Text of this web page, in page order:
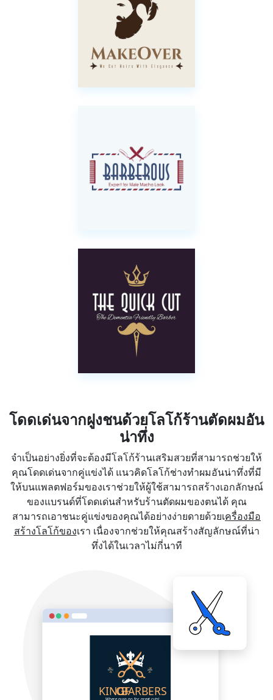
โดดเด่นจากฝูงชนด้วยโลโก้ร้านตัดผมอัน
น่าทึ่ง
จำเป็นอย่างยิ่งที่จะต้องมีโลโก้ร้านเสริมสวยที่สามารถช่วยให้
คุณโดดเด่นจากคู่แข่งได้ แนวคิดโลโก้ช่างทำผมอันน่าทึ่งที่มี
ให้บนแพลตฟอร์มของเราช่วยให้ผู้ใช้สามารถสร้างเอกลักษณ์
ของแบรนด์ที่โดดเด่นสำหรับร้านตัดผมของตนได้ คุณ
สามารถเอาชนะคู่แข่งของคุณได้อย่างง่ายดายด้วยเครื่องมือ
สร้างโลโก้ของเรา เนื่องจากช่วยให้คุณสร้างสัญลักษณ์ที่น่า
ทึ่งได้ในเวลาไม่กี่นาที